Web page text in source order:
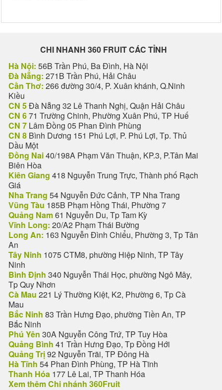
CHI NHANH 360 FRUIT CÁC TỈNH
Hà Nội: 56B Trần Phú, Ba Đình, Hà Nội
Đà Nẵng: 271B Trần Phú, Hải Châu
Cần Thơ: 266 đường 30/4, P. Xuân khánh, Q.Ninh
Kiều
CN 5Đà Nẵng 32 Lê Thanh Nghị, Quận Hải Châu
CN 671 Trường Chinh, Phường Xuân Phú, TP Huế
CN 7 Lâm Đồng 05 Phan Đình Phùng
CN 8 Bình Dương 151 Phú Lợi, P. Phú Lợi, Tp. Thủ
Dầu Một
Đồng Nai40/198A Phạm Văn Thuận, KP.3, P.Tân Mai
Biên Hòa
Kiên Giang 418 Nguyễn Trung Trực, Thành phố Rạch
Giá
Nha Trang 54 Nguyễn Đức Cảnh, TP Nha Trang
Vũng Tàu 185B Phạm Hồng Thái, Phường 7
Quảng Nam61 Nguyễn Du, Tp Tam Kỳ
Vĩnh Long: 20/A2 Phạm Thái Bường
Long An: 163 Nguyễn Đình Chiểu, Phường 3, Tp Tân
An
Tây Ninh 1075 CTM8, phường Hiệp Ninh, TP Tây
Ninh
Bình Định 340 Nguyễn Thái Học, phường Ngô Mây,
Tp Quy Nhơn
Cà Mau 221 Lý Thường Kiệt, K2, Phường 6, Tp Cà
Mau
Bắc Ninh 83 Trần Hưng Đạo, phường Tiền An, TP
Bắc Ninh
Phú Yên 30A Nguyễn Công Trứ, TP Tuy Hòa
Quảng Bình 41 Trần Hưng Đạo, Tp Đồng Hới
Quảng Trị92 Nguyễn Trãi, TP Đông Hà
Hà Tĩnh 54 Phan Đình Phùng, TP Hà Tĩnh
Thanh Hóa 177 Lê Lai, TP Thanh Hóa
Xem thêm Chi nhánh 360Fruit